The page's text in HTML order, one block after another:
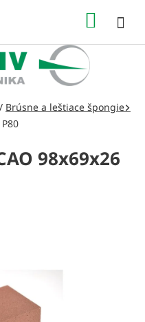
/ Brúsne a leštiace špongie
98x69x26